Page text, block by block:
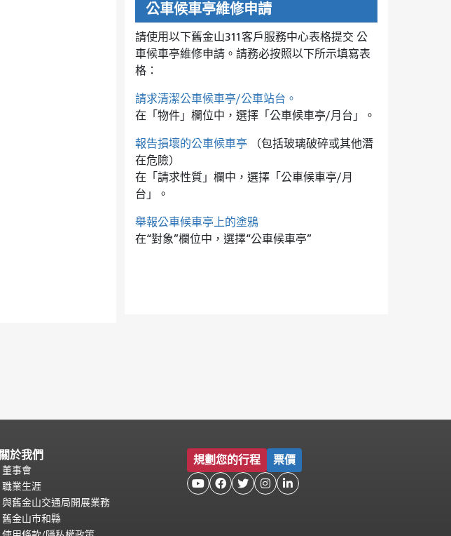
公車候車亭維修申請
請使用以下舊金山311客戶服務中心表格提交 公
車候車亭維修申請。請務必按照以下所示填寫表
格：
請求清潔公車候車亭/公車站台。
在「物件」欄位中，選擇「公車候車亭/月台」。
報告損壞的公車候車亭 （包括玻璃破碎或其他潛
在危險）
在「請求性質」欄中，選擇「公車候車亭/月
台」。
舉報公車候車亭上的塗鴉
在“對象”欄位中，選擇“公車候車亭”
關於我們
董事會
職業生涯
與舊金山交通局開展業務
舊金山市和縣
規劃您的行程 票價
    